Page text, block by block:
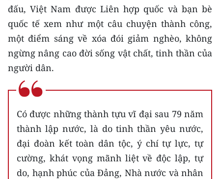
đấu, Việt Nam được Liên hợp quốc và bạn bè
quốc tế xem như một câu chuyện thành công,
một điểm sáng về xóa đói giảm nghèo, không
ngừng nâng cao đời sống vật chất, tinh thần của
người dân.
Có được những thành tựu vĩ đại sau 79 năm
thành lập nước, là do tinh thần yêu nước,
đại đoàn kết toàn dân tộc, ý chí tự lực, tự
cường, khát vọng mãnh liệt về độc lập, tự
do, hạnh phúc của Đảng, Nhà nước và nhân